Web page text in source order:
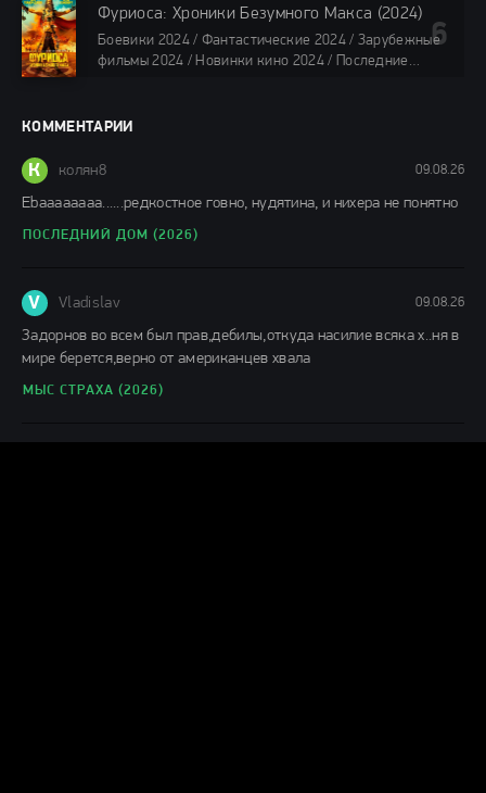
/ Фильмы 2024 / Популярные фильмы / Смотреть
фильмы онлайн
88 мин.
Фуриоса: Хроники Безумного Макса (2024)
Боевики 2024 / Фантастические 2024 / Зарубежные
фильмы 2024 / Новинки кино 2024 / Последние
фильмы онлайн
КОММЕНТАРИИ
К колян8 09.08.26
Еbaaaaaaaa......редкостное говно, нудятина, и нихера не понятно
ПОСЛЕДНИЙ ДОМ (2026)
V Vladislav 09.08.26
Задорнов во всем был прав,дебилы,откуда насилие всяка х..ня в
мире берется,верно от американцев хвала
МЫС СТРАХА (2026)